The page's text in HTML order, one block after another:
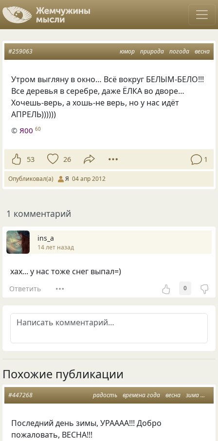
юмор природа погода весна
#259063
Утром выгляну в окно… Всё вокруг БЕЛЫМ-БЕЛО!!!
Все деревья в серебре, даже ЁЛКА во дворе…
Хочешь-верь, а хошь-не верь, но у нас идёт
АПРЕЛЬ))))))
© Я00 60
53 26 1
Опубликовал(а) Я 04 апр 2012
1 комментарий
ins_a
14 лет назад
хах... у нас тоже снег выпал=)
Ответить 0
Похожие публикации
радость времена года весна зима
#447268
Последний день зимы, УРАААА!!! Добро
пожаловать, ВЕСНА!!!